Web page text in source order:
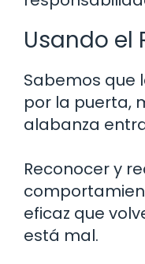
Usando el
Sabemos que
por la puerta,
alabanza
Reconocer y
eficaz que
está mal.